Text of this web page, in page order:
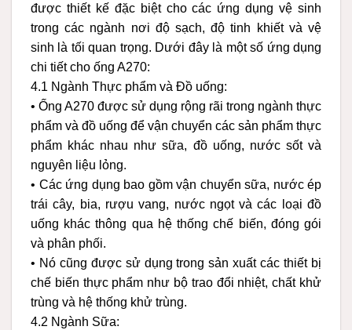
được thiết kế đặc biệt cho các ứng dụng vệ sinh
trong các ngành nơi độ sạch, độ tinh khiết và vệ
sinh là tối quan trọng. Dưới đây là một số ứng dụng
chi tiết cho ống A270:
4.1 Ngành Thực phẩm và Đồ uống:
• Ống A270 được sử dụng rộng rãi trong ngành thực
phẩm và đồ uống để vận chuyển các sản phẩm thực
phẩm khác nhau như sữa, đồ uống, nước sốt và
nguyên liệu lỏng.
• Các ứng dụng bao gồm vận chuyển sữa, nước ép
trái cây, bia, rượu vang, nước ngọt và các loại đồ
uống khác thông qua hệ thống chế biến, đóng gói
và phân phối.
• Nó cũng được sử dụng trong sản xuất các thiết bị
chế biến thực phẩm như bộ trao đổi nhiệt, chất khử
trùng và hệ thống khử trùng.
4.2 Ngành Sữa: